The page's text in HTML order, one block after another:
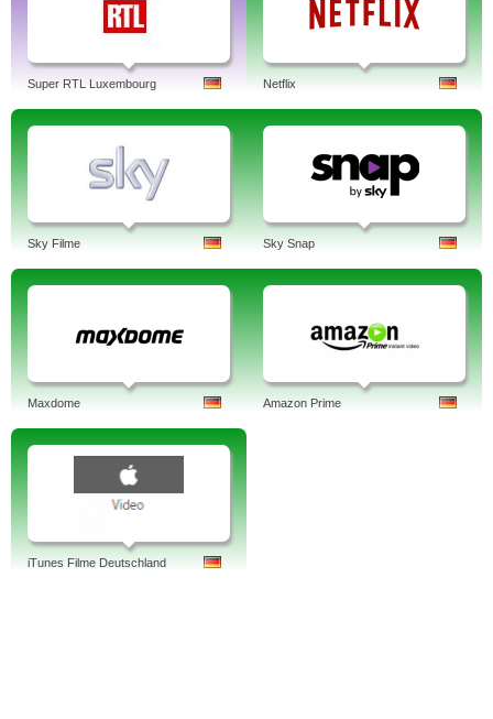
Super RTL Luxembourg Netflix
Sky Filme Sky Snap
Maxdome Amazon Prime
iTunes Filme Deutschland